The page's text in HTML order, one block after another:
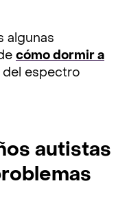
algunas
cómo dormir a
espectro
autistas